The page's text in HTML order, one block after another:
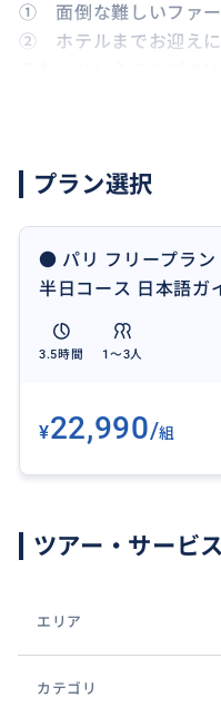
① 面倒な難しいファー
② ホテルまでお迎えに
た時点で、アテンドの
来ます！
⑤ １〜３人まで同一
【価格の補足】
・１〜３人まで同一料金
【サービスの流れ】
・オンライン上（メッ
【事前情報】
際に具体的に教えてくだ
①【ご利用予定日】
プラン選択
● パリ フリープラン
半日コース 日本語ガ
3.5時間 1〜3人
¥22,990/組
ツアー・サービ
エリア
カテゴリ